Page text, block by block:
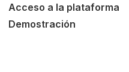
Acceso a la plataforma
Demostración